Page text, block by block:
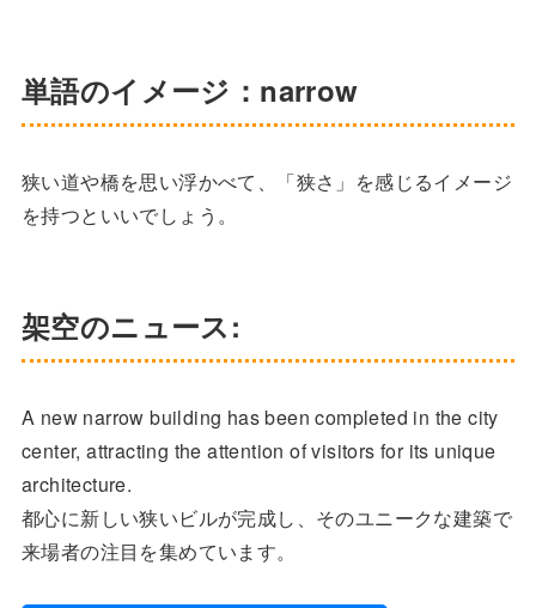
単語のイメージ：narrow
狭い道や橋を思い浮かべて、「狭さ」を感じるイメージ
を持つといいでしょう。
架空のニュース:
A new narrow building has been completed in the city
center, attracting the attention of visitors for its unique
architecture.
都心に新しい狭いビルが完成し、そのユニークな建築で
来場者の注目を集めています。